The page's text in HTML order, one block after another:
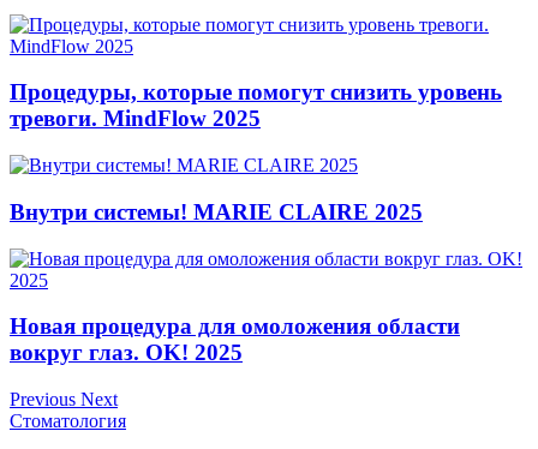
Процедуры, которые помогут снизить уровень
тревоги. MindFlow 2025
Внутри системы! MARIE CLAIRE 2025
Новая процедура для омоложения области
вокруг глаз. OK! 2025
Previous Next
Стоматология